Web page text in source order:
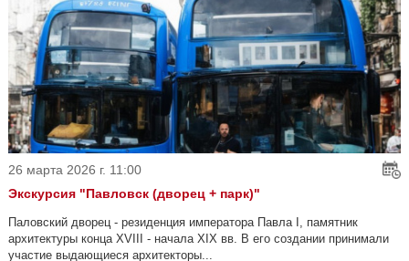
26 марта 2026 г. 11:00
Экскурсия "Павловск (дворец + парк)"
Паловский дворец - резиденция императора Павла I, памятник
архитектуры конца XVIII - начала XIX вв. В его создании принимали
участие выдающиеся архитекторы...